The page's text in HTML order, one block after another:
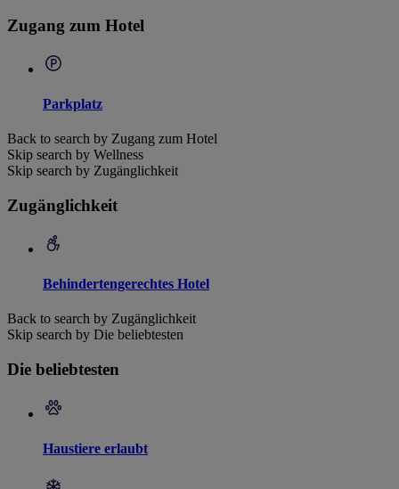
Zugang zum Hotel
Parkplatz
Back to search by Zugang zum Hotel
Skip search by Wellness
Skip search by Zugänglichkeit
Zugänglichkeit
Behindertengerechtes Hotel
Back to search by Zugänglichkeit
Skip search by Die beliebtesten
Die beliebtesten
Haustiere erlaubt